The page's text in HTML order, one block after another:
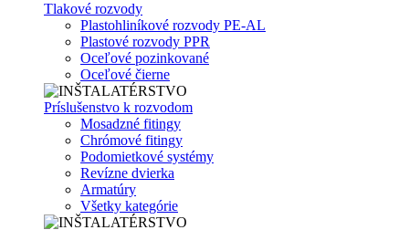
Tlakové rozvody
Plastohliníkové rozvody PE-AL
Plastové rozvody PPR
Oceľové pozinkované
Oceľové čierne
Príslušenstvo k rozvodom
Mosadzné fitingy
Chrómové fitingy
Podomietkové systémy
Revízne dvierka
Armatúry
Všetky kategórie